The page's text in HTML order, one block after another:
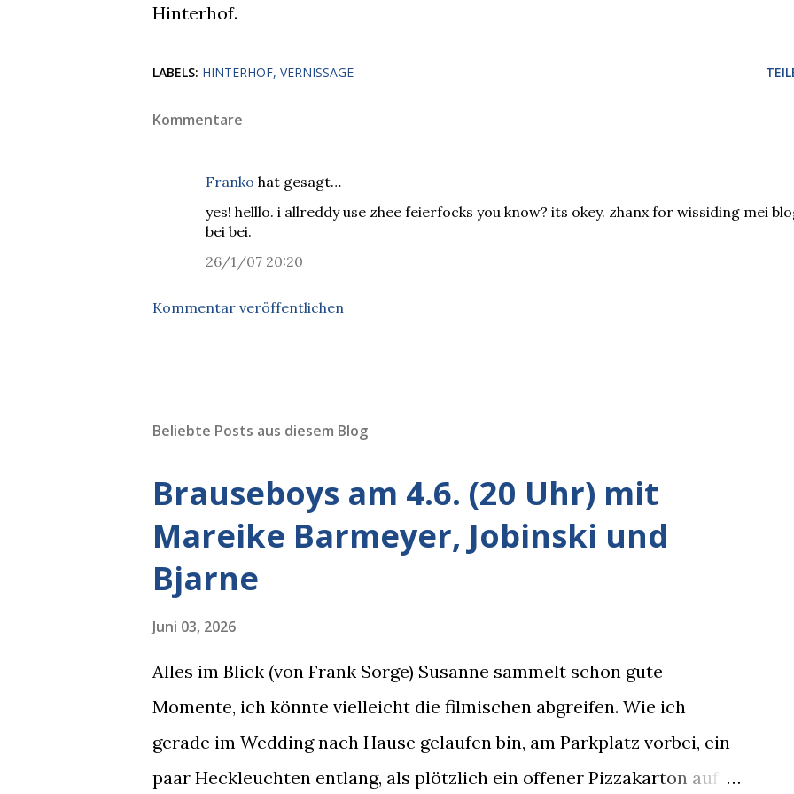
Hinterhof.
LABELS: HINTERHOF VERNISSAGE
Kommentare
Franko hat gesagt…
yes! helllo. i allreddy use zhee feierfocks you know? its okey. zhanx for wissiding mei
bei bei.
26/1/07 20:20
Kommentar veröffentlichen
Beliebte Posts aus diesem Blog
Brauseboys am 4.6. (20 Uhr) mit
Mareike Barmeyer, Jobinski und
Bjarne
Juni 03, 2026
Alles im Blick (von Frank Sorge) Susanne sammelt schon gute
Momente, ich könnte vielleicht die filmischen abgreifen. Wie ich
gerade im Wedding nach Hause gelaufen bin, am Parkplatz vorbei, ein
paar Heckleuchten entlang, als plötzlich ein offener Pizzakarton auf